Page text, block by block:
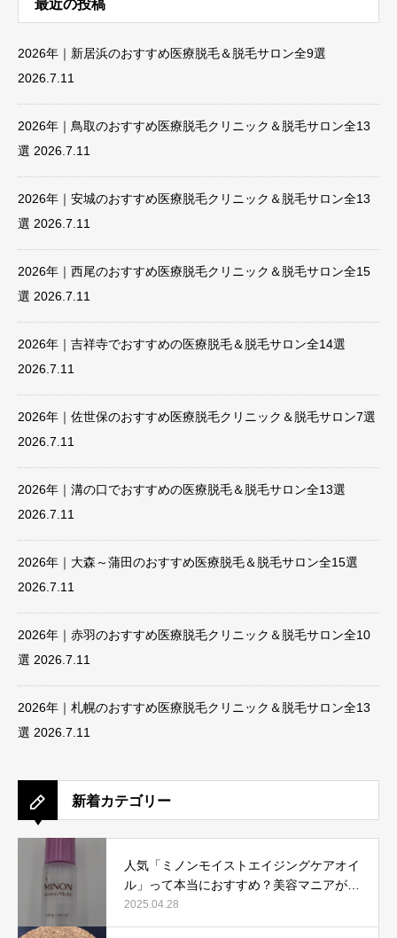
最近の投稿
2026年｜新居浜のおすすめ医療脱毛＆脱毛サロン全9選
2026.7.11
2026年｜鳥取のおすすめ医療脱毛クリニック＆脱毛サロン全13
選 2026.7.11
2026年｜安城のおすすめ医療脱毛クリニック＆脱毛サロン全13
選 2026.7.11
2026年｜西尾のおすすめ医療脱毛クリニック＆脱毛サロン全15
選 2026.7.11
2026年｜吉祥寺でおすすめの医療脱毛＆脱毛サロン全14選
2026.7.11
2026年｜佐世保のおすすめ医療脱毛クリニック＆脱毛サロン7選
2026.7.11
2026年｜溝の口でおすすめの医療脱毛＆脱毛サロン全13選
2026.7.11
2026年｜大森～蒲田のおすすめ医療脱毛＆脱毛サロン全15選
2026.7.11
2026年｜赤羽のおすすめ医療脱毛クリニック＆脱毛サロン全10
選 2026.7.11
2026年｜札幌のおすすめ医療脱毛クリニック＆脱毛サロン全13
選 2026.7.11
新着カテゴリー
人気「ミノンモイストエイジングケアオイ
ル」って本当におすすめ？美容マニアが実
際使用して口コミを検証！
2025.04.28